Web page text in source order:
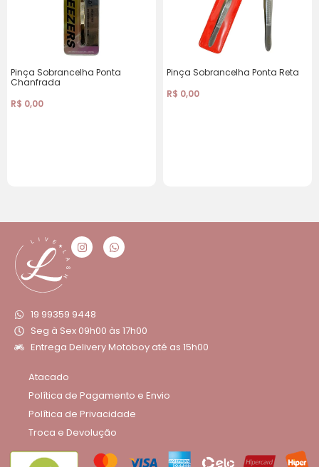
Pinça Sobrancelha Ponta
Chanfrada
R$ 0,00
Pinça Sobrancelha Ponta Reta
R$ 0,00
19 99359 9448
Seg à Sex 09h00 às 17h00
Entrega Delivery Motoboy até as 15h00
Atacado
Política de Pagamento e Envio
Política de Privacidade
Troca e Devolução